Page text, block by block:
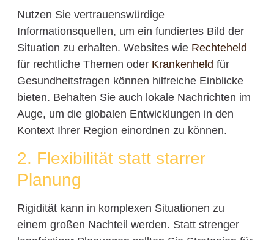
Nutzen Sie vertrauenswürdige
Informationsquellen, um ein fundiertes Bild der
Situation zu erhalten. Websites wie Rechteheld
für rechtliche Themen oder Krankenheld für
Gesundheitsfragen können hilfreiche Einblicke
bieten. Behalten Sie auch lokale Nachrichten im
Auge, um die globalen Entwicklungen in den
Kontext Ihrer Region einordnen zu können.
2. Flexibilität statt starrer
Planung
Rigidität kann in komplexen Situationen zu
einem großen Nachteil werden. Statt strenger